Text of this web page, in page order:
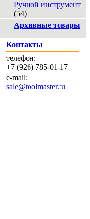
Ручной инструмент
(54)
Архивные товары
Контакты
телефон:
+7 (926) 785-01-17
e-mail:
sale@toolmaster.ru